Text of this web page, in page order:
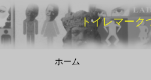
トイレマーク
ホーム